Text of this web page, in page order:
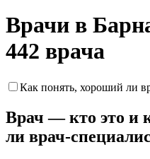
Врачи в
442 врача
Как понять, хороший ли
Врач — кто это и
ли врач-